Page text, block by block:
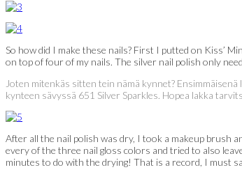
So how did I make these nails? First I putted on Kiss’
on top of four of my nails. The silver nail polish only
Joten mitenkäs sitten tein nämä kynnet?
kynteen sävyssä 651 Silver Sparkles. Hopea lakka
After all the nail polish was dry, I took a makeup brush
every of the three nail gloss colors and tried to also
minutes to do with the drying! That is a record, I must